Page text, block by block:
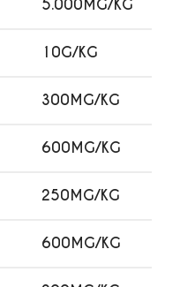
5.000MG/KG
10G/KG
300MG/KG
600MG/KG
250MG/KG
600MG/KG